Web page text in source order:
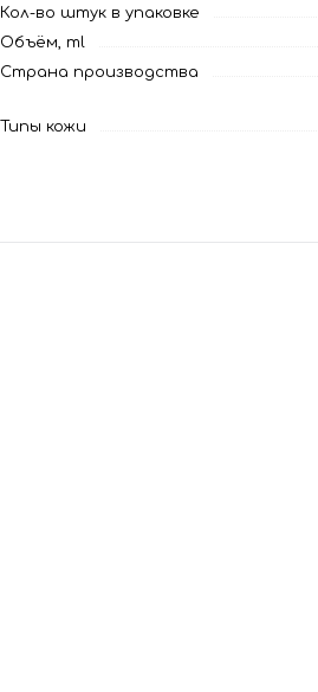
Кол-во штук в упаковке
Объём, ml
Страна производства
Типы кожи